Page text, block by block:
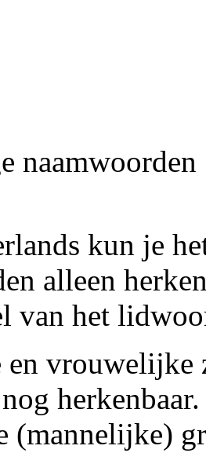
naamwoorden
kun je
alleen
van het
vrouwelijke
(mannelijke)